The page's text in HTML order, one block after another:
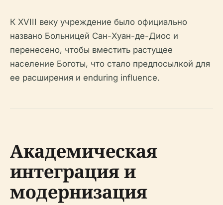
К XVIII веку учреждение было официально
названо Больницей Сан-Хуан-де-Диос и
перенесено, чтобы вместить растущее
население Боготы, что стало предпосылкой для
ее расширения и enduring influence.
Академическая
интеграция и
модернизация